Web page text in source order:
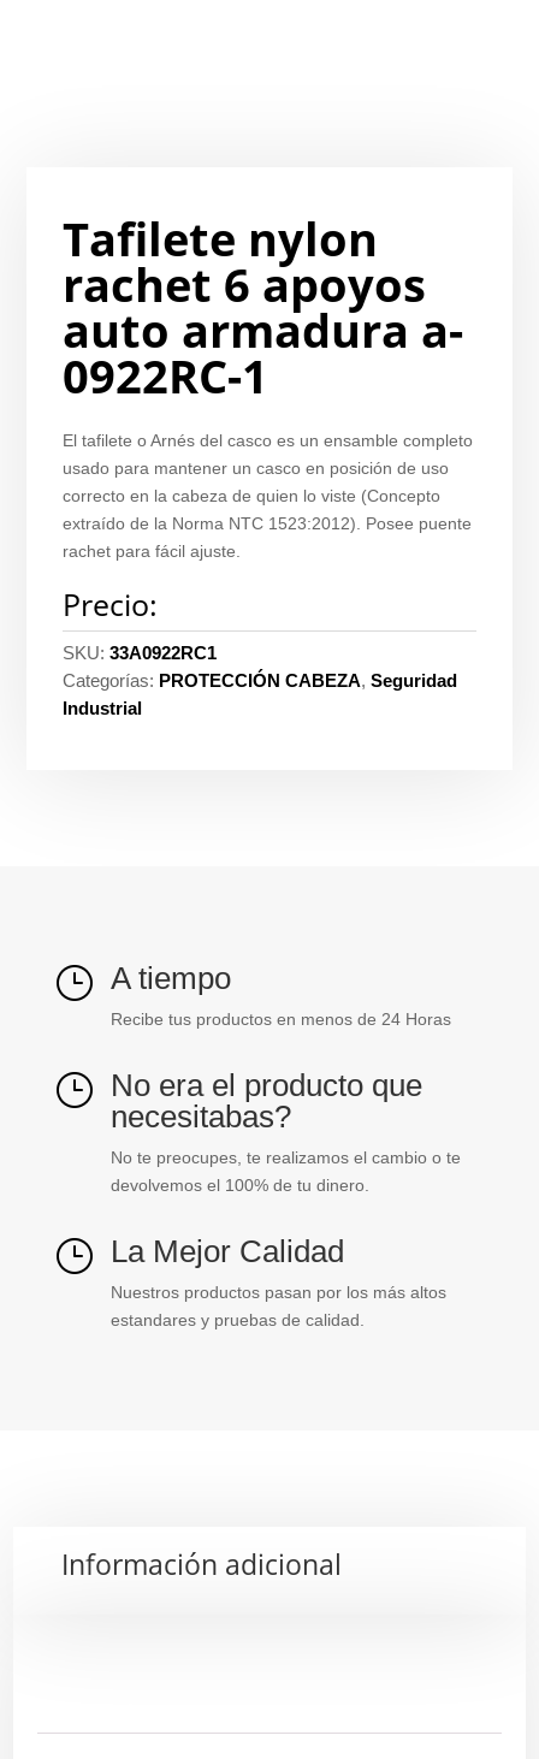
Tafilete nylon
rachet 6 apoyos
auto armadura a-
0922RC-1
El tafilete o Arnés del casco es un ensamble completo
usado para mantener un casco en posición de uso
correcto en la cabeza de quien lo viste (Concepto
extraído de la Norma NTC 1523:2012). Posee puente
rachet para fácil ajuste.
Precio:
SKU:33A0922RC1
Categorías: PROTECCIÓN CABEZA,Seguridad
Industrial
} A tiempo
Recibe tus productos en menos de 24 Horas
} No era el producto que
necesitabas?
No te preocupes, te realizamos el cambio o te
devolvemos el 100% de tu dinero.
} La Mejor Calidad
Nuestros productos pasan por los más altos
estandares y pruebas de calidad.
Información adicional